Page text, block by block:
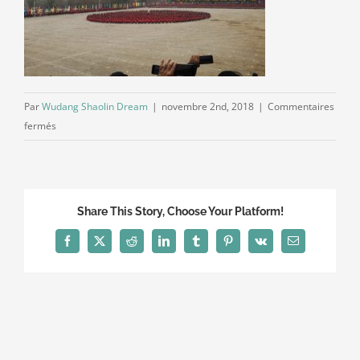
ParWudang Shaolin Dream | novembre 2nd, 2018 | Commentaires
fermés
Share This Story, Choose Your Platform!
Facebook
X Reddit LinkedInTumblrPinterest
Vk Email